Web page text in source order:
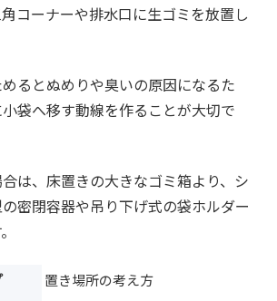
コーナーや排水口に生ゴミを放置し
るとぬめりや臭いの原因になるた
袋へ移す動線を作ることが大切で
は、床置きの大きなゴミ箱より、シ
密閉容器や吊り下げ式の袋ホルダー
置き場所の考え方